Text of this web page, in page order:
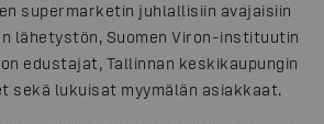
supermarketin juhlallisiin avajaisiin
lähetystön, Suomen Viron-instituutin
edustajat, Tallinnan keskikaupungin
sekä lukuisat myymälän asiakkaat.